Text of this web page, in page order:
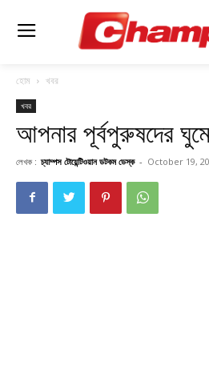
হোম খবর
খবর
আপনার পূর্বপুরুষদের
লেখক : চ্যাম্পস টোয়েন্টিওয়ান ডটকম ডেস্ক - October 19,